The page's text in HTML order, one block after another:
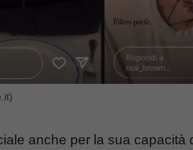
anche per la sua capacità